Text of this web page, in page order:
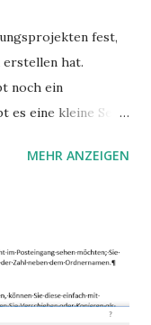
fest,
erstellen hat.
noch ein
es eine kleine Serie
MEHR ANZEIGEN